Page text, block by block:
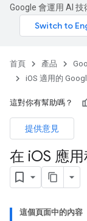
Google 會運用 AI
首頁 產品
iOS 適用的
這對你有幫助嗎？
提供意見
在 iOS 應
這個頁面中的內容